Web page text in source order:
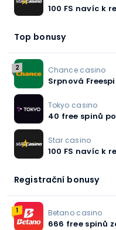
100 FS navíc k
Top bonusy
2 Chance casino
Srpnová
Tokyo casino
40 free spinů
Star casino
100 FS navíc k
Registrační bonusy
1 Betano casino
666 free spinů